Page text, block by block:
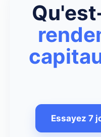
Essayez 7